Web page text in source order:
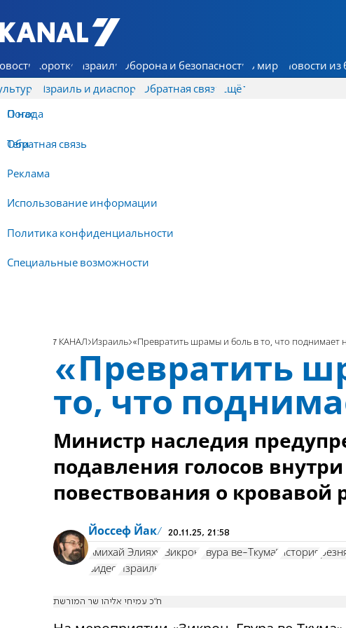
7 КАНАЛ - Аруц Шева
Коротко Израиль Оборона и безопасность В мире Новости из
Израиль и диаспора Обратная связь
О нас
Обратная связь
Реклама
Использование информации
Политика конфиденциальности
Специальные возможности
Ещё
Погода
Теги
7 КАНАЛ Израиль «Превратить шрамы и боль в то, что поднимает
«Превратить
то, что
Министр наследия
подавления голосов
повествования о кровавой
Йоссеф Йак 20.11.25, 21:58
Амихай Элияху "Зикрон Гвура ве-Ткума" история
видео
Израиль
ח”כ עמיחי אליהו שר המורשת